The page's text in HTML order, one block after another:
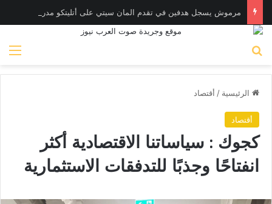
الرئيسية / أقتصاد
أقتصاد
كجوك : سياساتنا الاقتصادية أكثر
انفتاحًا وجذبًا للتدفقات الاستثمارية